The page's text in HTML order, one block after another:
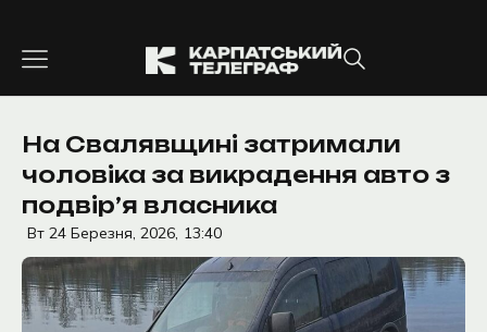
вмісту
На Свалявщині затримали
чоловіка за викрадення авто з
подвір’я власника
Вт 24 Березня, 2026, 13:40